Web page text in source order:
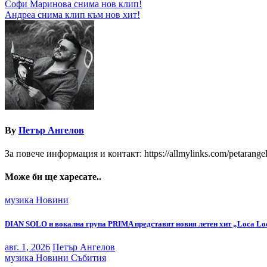
Навигация
Софи Маринова снима нов клип!
Андреа снима клип към нов хит!
By Петър Ангелов
За повече информация и контакт: https://allmylinks.com/
Може би ще харесате..
музика Новини
DIAN SOLO и вокална група PRIMA представят новия летен хит „Loca
авг. 1, 2026 Петър Ангелов
музика Новини Събития